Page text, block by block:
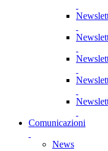
Comunicazioni
News